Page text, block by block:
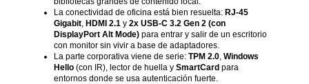
La conectividad de oficina está bien resuelta: RJ-45
Gigabit, HDMI 2.1 y 2x USB-C 3.2 Gen 2 (con
DisplayPort Alt Mode)para entrar y salir de un escritorio
con monitor sin vivir a base de adaptadores.
La parte corporativa viene de serie: TPM 2.0, Windows
Hello(con IR), lector de huella y SmartCardpara
entornos donde se usa autenticación fuerte.